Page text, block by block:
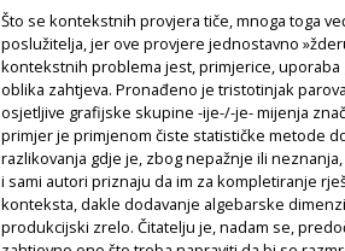
Što se kontekstnih provjera tiče, mnoga toga
poslužitelja, jer ove provjere jednostavno
kontekstnih problema jest, primjerice,
oblika zahtjeva. Pronađeno je tristotinjak
osjetljive grafijske skupine -ije-/-je- mijenja
primjer je primjenom čiste statističke metode
razlikovanja gdje je, zbog nepažnje ili
i sami autori priznaju da im za kompletiranje
konteksta, dakle dodavanje algebarske
produkcijski zrelo. Čitatelju je, nadam se,